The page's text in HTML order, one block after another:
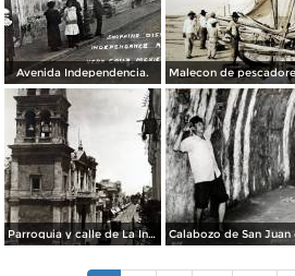
Avenida Independencia.
Parroquia y calle de La Independencia.